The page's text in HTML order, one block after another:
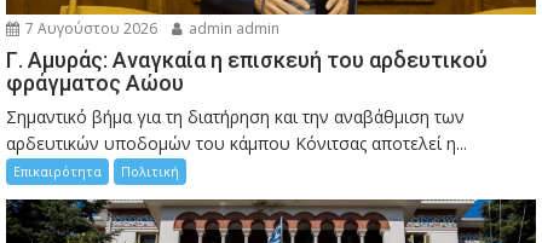
7 Αυγούστου 2026 admin admin
Γ. Αμυράς: Αναγκαία η επισκευή του αρδευτικού
φράγματος Αώου
Σημαντικό βήμα για τη διατήρηση και την αναβάθμιση των
αρδευτικών υποδομών του κάμπου Κόνιτσας αποτελεί η...
Επικαιρότητα Πολιτική